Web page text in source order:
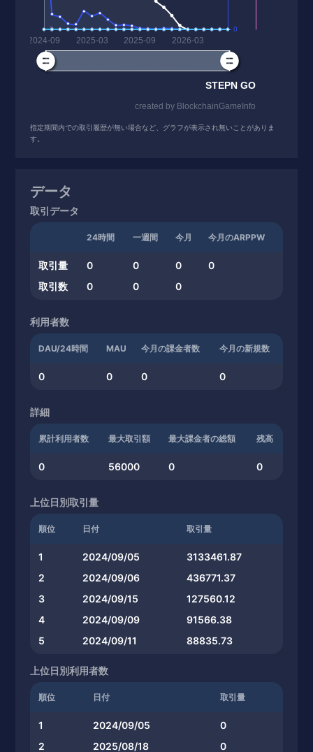
指定期間内での取引履歴が無い場合など、グラフが表示され無いことがありま
す。
データ
取引データ
24時間 一週間 今月 今月のARPPW
取引量 0 0 0
0
取引数
0 0 0
利用者数
DAU/24時間 MAU 今月の課金者数 今月の新規数
0 0 0 0
詳細
累計利用者数 最大取引額 最大課金者の総額 残高
0 56000 0 0
上位日別取引量
順位 日付 取引量
1 2024/09/05
3133461.87
2
2024/09/06
436771.37
3
2024/09/15
127560.12
4
2024/09/09
91566.38
5
2024/09/11 88835.73
上位日別利用者数
順位 日付 取引量
1 2024/09/05
0
2
2025/08/18
0